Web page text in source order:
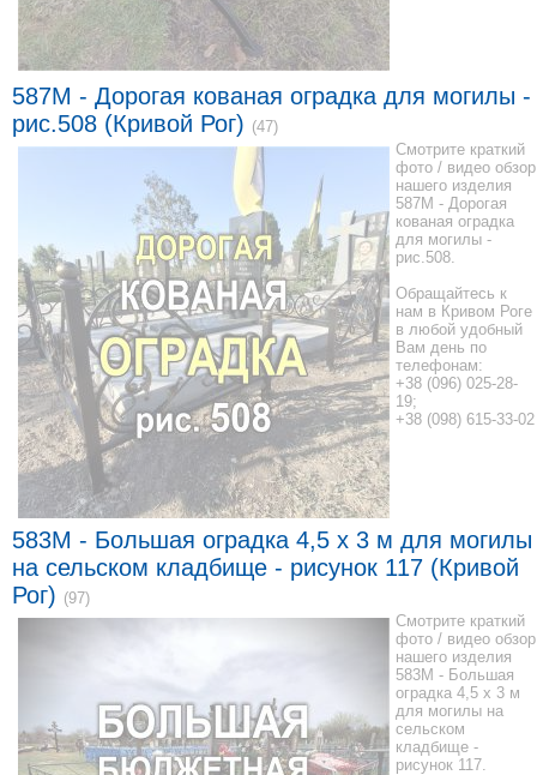
587M - Дорогая кованая оградка для могилы -
рис.508 (Кривой Рог) (47)
Смотрите краткий
фото / видео обзор
нашего изделия
587M - Дорогая
кованая оградка
для могилы -
рис.508.
Обращайтесь к
нам в Кривом Роге
в любой удобный
Вам день по
телефонам:
+38 (096) 025-28-
19;
+38 (098) 615-33-02
583M - Большая оградка 4,5 x 3 м для могилы
на сельском кладбище - рисунок 117 (Кривой
Рог) (97)
Смотрите краткий
фото / видео обзор
нашего изделия
583M - Большая
оградка 4,5 x 3 м
для могилы на
сельском
кладбище -
рисунок 117.